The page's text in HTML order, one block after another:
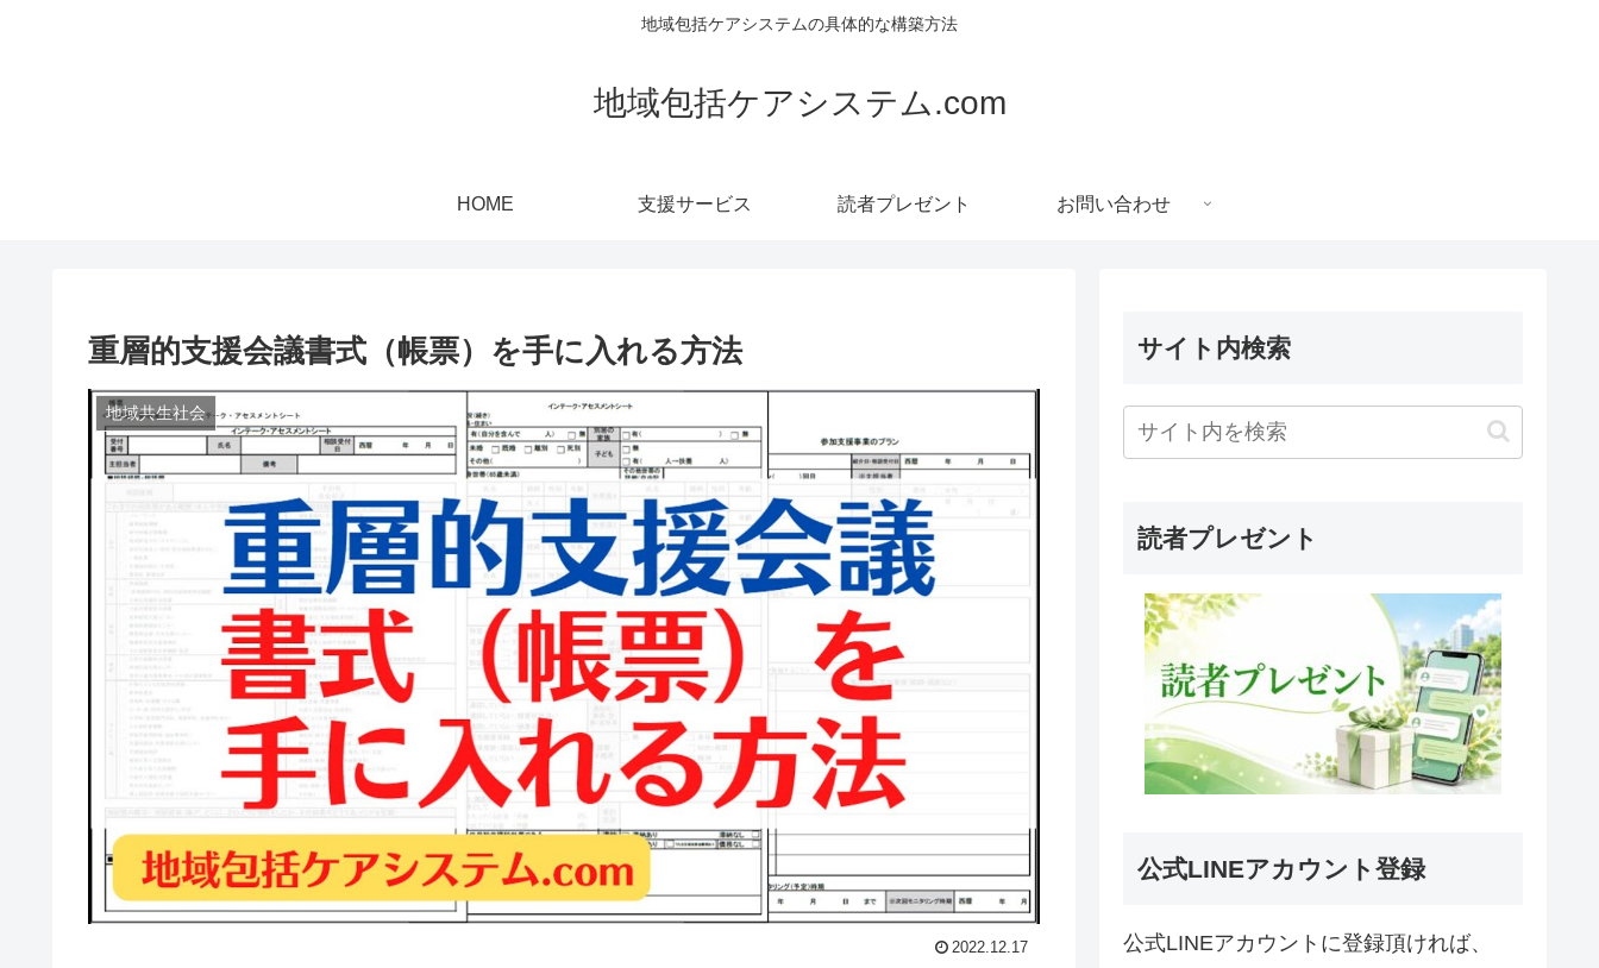
地域包括ケアシステムの具体的な構築方法
地域包括ケアシステム.com
HOME 支援サービス 読者プレゼント お問い合わせ
重層的支援会議書式（帳票）を手に入れる方法
地域共生社会
2022.12.17
サイト内検索
読者プレゼント
公式LINEアカウント登録
公式LINEアカウントに登録頂ければ、